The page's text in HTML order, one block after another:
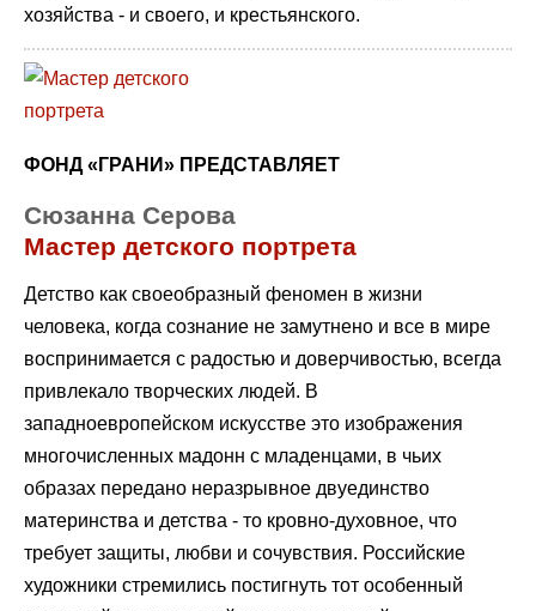
хозяйства - и своего, и крестьянского.
ФОНД «ГРАНИ» ПРЕДСТАВЛЯЕТ
Сюзанна Серова
Мастер детского портрета
Детство как своеобразный феномен в жизни
человека, когда сознание не замутнено и все в мире
воспринимается с радостью и доверчивостью, всегда
привлекало творческих людей. В
западноевропейском искусстве это изображения
многочисленных мадонн с младенцами, в чьих
образах передано неразрывное двуединство
материнства и детства - то кровно-духовное, что
требует защиты, любви и сочувствия. Российские
художники стремились постигнуть тот особенный